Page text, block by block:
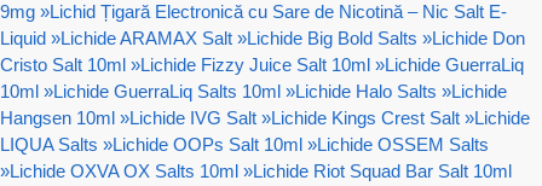
9mg »Lichid Țigară Electronică cu Sare de Nicotină – Nic Salt E-
Liquid »Lichide ARAMAX Salt »Lichide Big Bold Salts »Lichide Don
Cristo Salt 10ml »Lichide Fizzy Juice Salt 10ml »Lichide GuerraLiq
10ml »Lichide GuerraLiq Salts 10ml »Lichide Halo Salts »Lichide
Hangsen 10ml »Lichide IVG Salt »Lichide Kings Crest Salt »Lichide
LIQUA Salts »Lichide OOPs Salt 10ml »Lichide OSSEM Salts
»Lichide OXVA OX Salts 10ml »Lichide Riot Squad Bar Salt 10ml